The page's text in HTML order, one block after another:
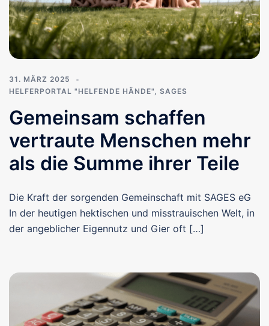
31. MÄRZ 2025
HELFERPORTAL "HELFENDE HÄNDE", SAGES
Gemeinsam schaffen
vertraute Menschen mehr
als die Summe ihrer Teile
Die Kraft der sorgenden Gemeinschaft mit SAGES eG
In der heutigen hektischen und misstrauischen Welt, in
der angeblicher Eigennutz und Gier oft […]